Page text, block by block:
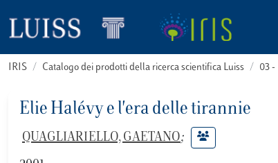
IRIS Catalogo dei prodotti della ricerca scientifica Luiss 03 -
Elie Halévy e l'era delle tirannie
QUAGLIARIELLO, GAETANO;